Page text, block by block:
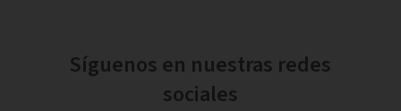
Síguenos en nuestras redes
sociales